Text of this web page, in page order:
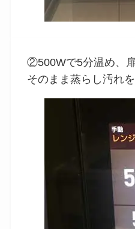
②500Wで5分温め、
そのまま蒸らし汚れを